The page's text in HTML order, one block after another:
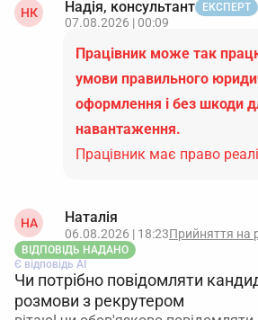
НК Надія, консультант ЕКСПЕРТ
07.08.2026 | 00:09
Працівник може так
умови правильного
оформлення і без шкоди
навантаження.
Працівник має право
НА Наталія
06.08.2026 | 18:23Прийняття на
ВІДПОВІДЬ НАДАНО
Є відповідь АІ
Чи потрібно повідомляти
розмови з рекрутером